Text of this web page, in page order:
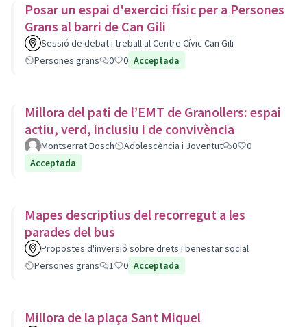
Posar un espai d'exercici físic per a Persones
Grans al barri de Can Gili
Sessió de debat i treball al Centre Cívic Can Gili
Persones grans
0 0 Acceptada
Millora del pati de l’EMT de Granollers: espai
actiu, verd, inclusiu i de convivència
Montserrat Bosch Adolescència i Joventut 0
0
Acceptada
Mapes descriptius del recorregut a les
parades del bus
Propostes d'inversió sobre drets i benestar social
Persones grans
1 0 Acceptada
Millora de la plaça Sant Miquel